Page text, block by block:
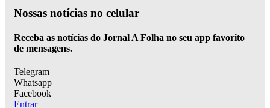
Nossas notícias no celular
Receba as notícias do Jornal A Folha no seu app favorito
de mensagens.
Telegram
Whatsapp
Facebook
Entrar